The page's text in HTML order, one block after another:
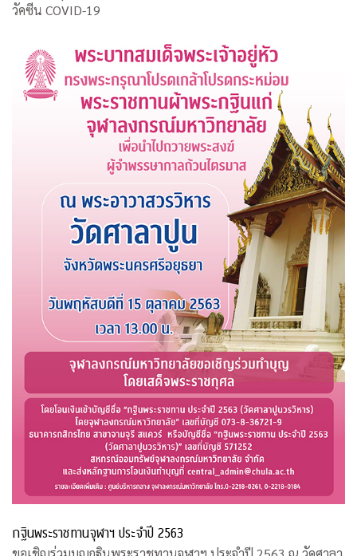
วัคซีน COVID-19
กฐินพระราชทานจุฬาฯ ประจำปี 2563